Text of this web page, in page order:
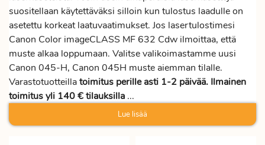
suositellaan käytettäväksi silloin kun tulostus laadulle on
asetettu korkeat laatuvaatimukset. Jos lasertulostimesi
Canon Color imageCLASS MF 632 Cdw ilmoittaa, että
muste alkaa loppumaan. Valitse valikoimastamme uusi
Canon 045-H, Canon 045H muste aiemman tilalle.
Varastotuotteillatoimitus perille asti 1-2 päivää. Ilmainen
toimitus yli 140 € tilauksilla ...
Lue lisää